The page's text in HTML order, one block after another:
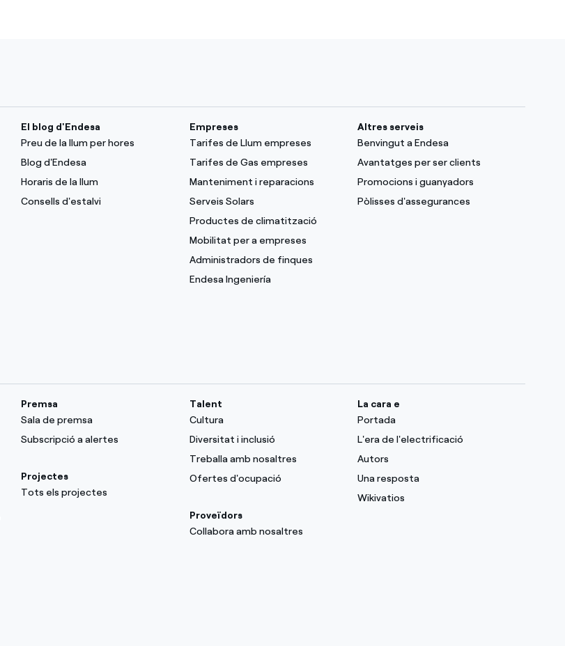
El blog d'Endesa
Preu de la llum per hores
Blog d'Endesa
Horaris de la llum
Consells d'estalvi
Empreses
Tarifes de Llum empreses
Tarifes de Gas empreses
Manteniment i reparacions
Serveis Solars
Productes de climatització
Mobilitat per a empreses
Administradors de finques
Endesa Ingeniería
Altres serveis
Benvingut a Endesa
Avantatges per ser clients
Promocions i guanyadors
Pòlisses d'assegurances
Premsa
Sala de premsa
Subscripció a alertes
Projectes
Tots els projectes
Talent
Cultura
Diversitat i inclusió
Treballa amb nosaltres
Ofertes d'ocupació
Proveïdors
Collabora amb nosaltres
La cara e
Portada
L'era de l'electrificació
Autors
Una resposta
Wikivatios